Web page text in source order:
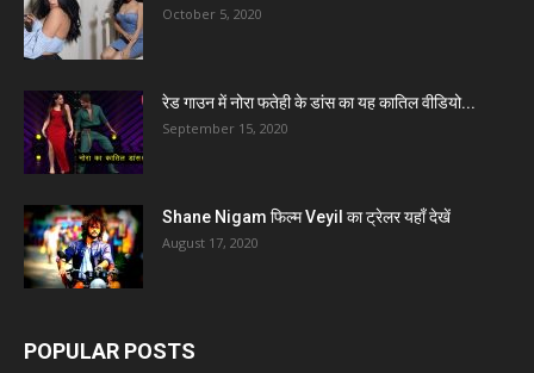
October 5, 2020
रेड गाउन में नोरा फतेही के डांस का यह कातिल वीडियो...
September 15, 2020
Shane Nigam फिल्म Veyil का ट्रेलर यहाँ देखें
August 17, 2020
POPULAR POSTS